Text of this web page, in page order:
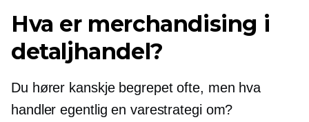
Hva er merchandising i
detaljhandel?
Du hører kanskje begrepet ofte, men hva
handler egentlig en varestrategi om?